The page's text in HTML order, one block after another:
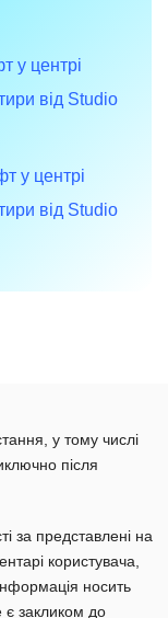
у центрі
від Studio
у центрі
від Studio
у тому числі
після
за представлені на
користувача,
носить
є закликом до